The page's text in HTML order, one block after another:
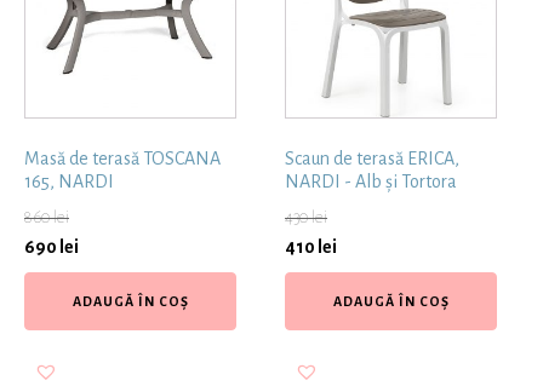
Masă de terasă TOSCANA
165, NARDI
860lei
690 lei
ADAUGĂ ÎN COȘ
Scaun de terasă ERICA,
NARDI - Alb și Tortora
430lei
410 lei
ADAUGĂ ÎN COȘ